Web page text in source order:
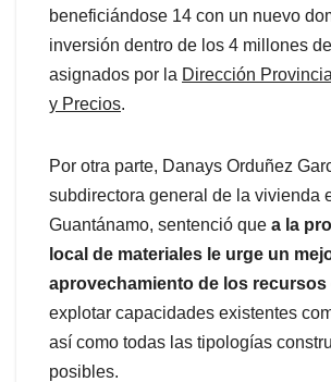
beneficiándose 14 con un nuevo
inversión dentro de los 4 millones
asignados por la Dirección
y Precios.
Por otra parte, Danays Orduñez
subdirectora general de la vivienda
Guantánamo, sentenció que a la
local de materiales le urge un
aprovechamiento de los
explotar capacidades existentes
así como todas las tipologías
posibles.